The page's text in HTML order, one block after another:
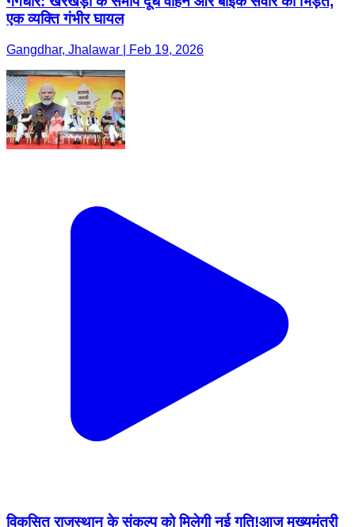
विकसित राजस्थान के संकल्प को मिलेगी नई गति! ​आज मुख्यमंत्री